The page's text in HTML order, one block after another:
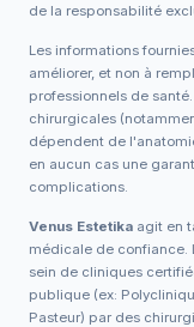
de la responsabilité
Les informations
améliorer, et non à
professionnels de
chirurgicales
dépendent de
en aucun cas une
complications.
Venus Estetika agit en
médicale de confiance.
sein de cliniques
publique (ex:
Pasteur) par des